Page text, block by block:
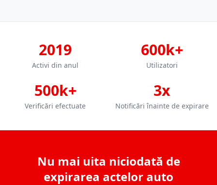
2019
Activi din anul
600k+
Utilizatori
500k+
Verificări efectuate
3x
Notificări înainte de expirare
Nu mai uita niciodată de
expirarea actelor auto